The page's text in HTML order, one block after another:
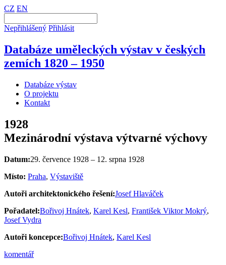
CZ EN
Nepřihlášený Přihlásit
Databáze uměleckých výstav v českých
zemích 1820 – 1950
Databáze výstav
O projektu
Kontakt
1928
Mezinárodní výstava výtvarné výchovy
Datum:29. července 1928 – 12. srpna 1928
Místo: Praha, Výstaviště
Autoři architektonického řešení:Josef Hlaváček
Pořadatel:Bořivoj Hnátek, Karel Kesl, František Viktor Mokrý,
Josef Vydra
Autoři koncepce:Bořivoj Hnátek, Karel Kesl
komentář